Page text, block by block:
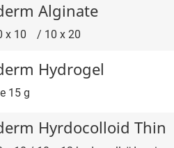
Alginate
x 10ﾠ/ 10 x 20
Hydrogel
15 g
Hyrdocolloid Thin